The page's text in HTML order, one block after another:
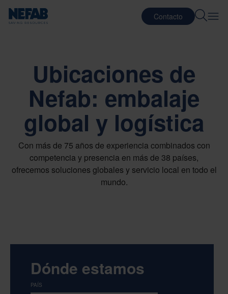
Contacto
Ubicaciones de
Nefab: embalaje
global y logística
Con más de 75 años de experiencia combinados con
competencia y presencia en más de 38 países,
ofrecemos soluciones globales y servicio local en todo el
mundo.
Dónde estamos
PAÍS